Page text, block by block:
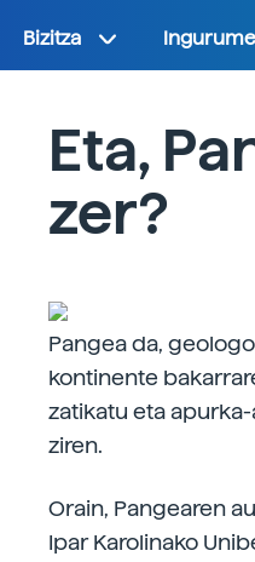
Bizitza
Eta,
zer?
Pangea da,
kontinente
zatikatu eta
ziren.
Orain, Pangearen
Ipar Karolinako